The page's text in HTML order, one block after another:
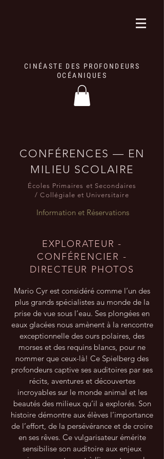
CINÉASTE DES PROFONDEURS
OCÉANIQUES
CONFÉRENCES — EN
MILIEU SCOLAIRE
Écoles Primaires et Secondaires
/ Collégiale et Universitaire
Information et Réservations
EXPLORATEUR -
CONFÉRENCIER -
DIRECTEUR PHOTOS
Mario Cyr est considéré comme l’un des
plus grands spécialistes au monde de la
prise de vue sous l’eau. Ses plongées en
eaux glacées nous amènent à la rencontre
exceptionnelle des ours polaires, des
morses et des requins blancs, pour ne
nommer que ceux-là! Ce Spielberg des
profondeurs captive ses auditoires par ses
récits, aventures et découvertes
incroyables sur le monde animal et les
beautés des milieux qu’il a explorés. Son
histoire démontre aux élèves l’importance
de l’effort, de la persévérance et de croire
en ses rêves. Ce vulgarisateur émérite
sensibilise son auditoire aux enjeux